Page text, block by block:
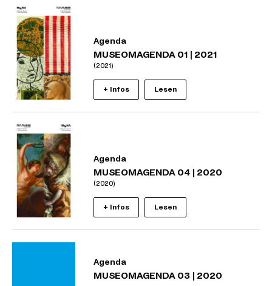
Agenda
MUSEOMAGENDA 01 | 2021
(2021)
+ Infos Lesen
Agenda
MUSEOMAGENDA 04 | 2020
(2020)
+ Infos Lesen
Agenda
MUSEOMAGENDA 03 | 2020